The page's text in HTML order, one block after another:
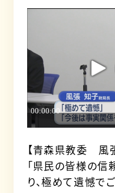
【青森県教委 風
「県民の皆様の信
り、極めて遺憾で